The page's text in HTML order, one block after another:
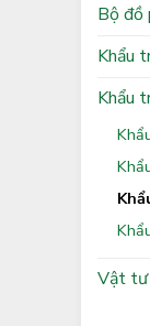
Bộ đồ
Khẩu
Khẩu
Vật tư